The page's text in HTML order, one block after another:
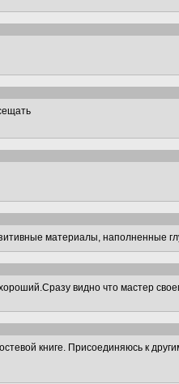
материалы, наполненные
видно что мастер
книге. Присоединяюсь к